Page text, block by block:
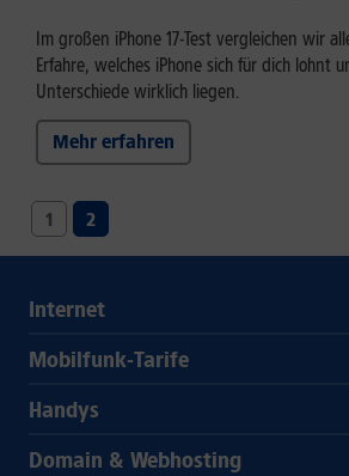
Im großen iPhone 17-Test vergleichen wir
Erfahre, welches iPhone sich für dich lohnt
Unterschiede wirklich liegen.
Mehr erfahren
1 2
Internet
Mobilfunk-Tarife
Handys
Domain & Webhosting